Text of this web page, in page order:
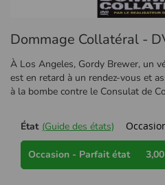
au
de
la
Galerie
Dommage Collatéral -
À Los Angeles, Gordy Brewer, un
est en retard à un rendez-vous et
à la bombe contre le Consulat de
État (Guide des états)
Occasion - Parfait état